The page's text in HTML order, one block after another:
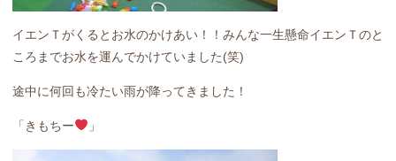
イエンＴがくるとお水のかけあい！！みんな一生懸命イエンＴのと
ころまでお水を運んでかけていました(笑)
途中に何回も冷たい雨が降ってきました！
「きもちー 」